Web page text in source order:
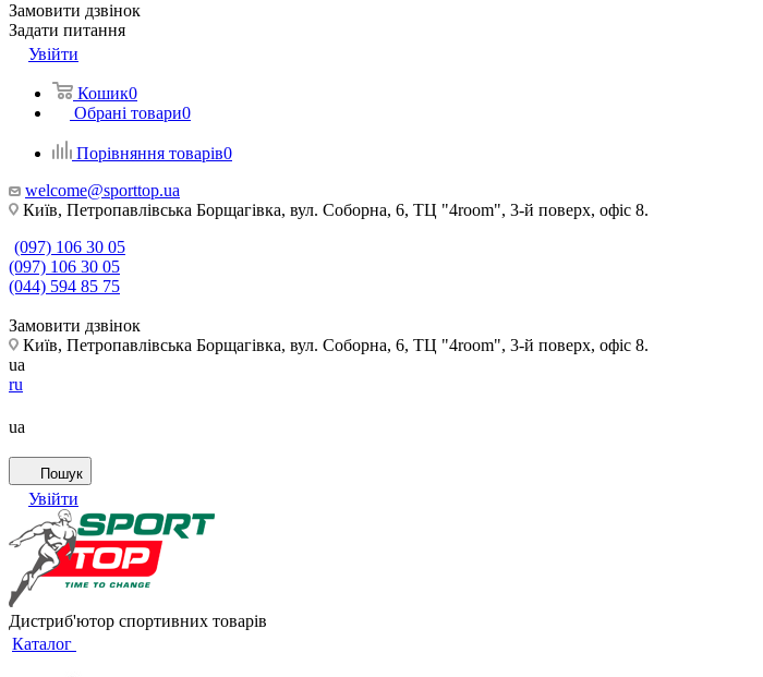
Замовити дзвінок
Задати питання
Увійти
Кошик0
Обрані товари0
Порівняння товарів0
welcome@sporttop.ua
Київ, Петропавлівська Борщагівка, вул. Соборна, 6, ТЦ "4room", 3-й поверх, офіс 8.
(097) 106 30 05
(097) 106 30 05
(044) 594 85 75
Замовити дзвінок
Київ, Петропавлівська Борщагівка, вул. Соборна, 6, ТЦ "4room", 3-й поверх, офіс 8.
ua
ru
ua
Пошук
Увійти
Дистриб'ютор спортивних товарів
Каталог